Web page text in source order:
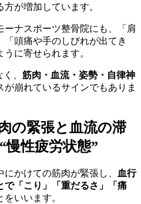
が増加しています。
ナスポーツ整骨院にも、「肩
頭痛や手のしびれが出てき
に寄せられます。
、 筋肉・血流・姿勢・自律神
崩れているサインでもありま
の緊張と血流の滞
慢性疲労状態”
かけての筋肉が緊張し、
血行
で「こり」「重だるさ」「痛
をいいます。